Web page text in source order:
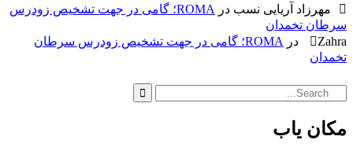
مهرزاد آریایی نسب در
ROMA؛ گامی در جهت تشخیص زودرس
سرطان تخمدان
Zahra
در
ROMA؛ گامی در جهت تشخیص زودرس سرطان
تخمدان
Search
for:
مکان یاب